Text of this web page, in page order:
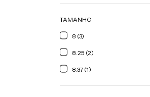
TAMANHO
8 (3)
8.25 (2)
8.37 (1)